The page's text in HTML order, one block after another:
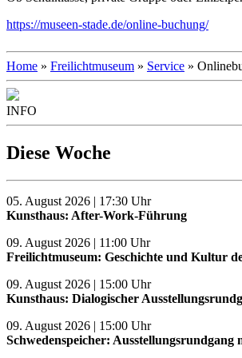
https://museen-stade.de/online-buchung/
Home » Freilichtmuseum » Service »
INFO
Diese Woche
05. August 2026 | 17:30 Uhr
Kunsthaus: After-Work-Führung
09. August 2026 | 11:00 Uhr
Freilichtmuseum: Geschichte und Kultur
09. August 2026 | 15:00 Uhr
Kunsthaus: Dialogischer
09. August 2026 | 15:00 Uhr
Schwedenspeicher: